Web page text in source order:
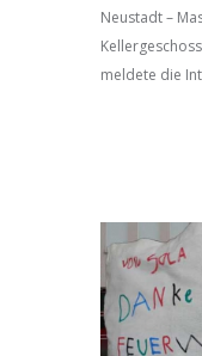
Neustadt –
meldete die